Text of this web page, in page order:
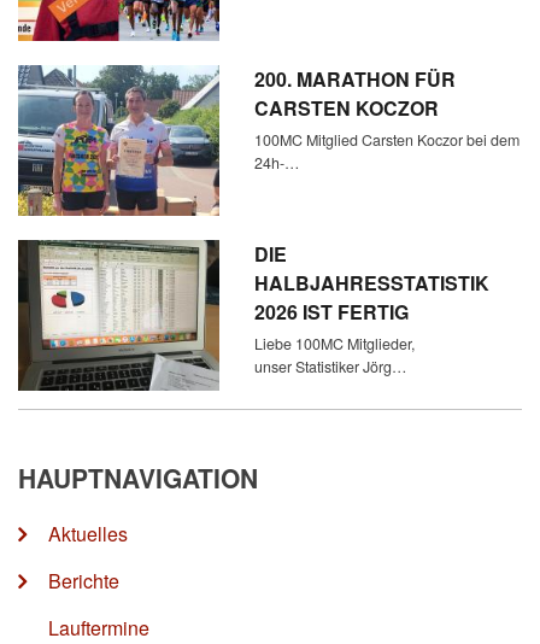
200. MARATHON FÜR
CARSTEN KOCZOR
100MC Mitglied Carsten Koczor bei dem
24h-…
DIE
HALBJAHRESSTATISTIK
2026 IST FERTIG
Liebe 100MC Mitglieder,
unser Statistiker Jörg…
HAUPTNAVIGATION
Aktuelles
Berichte
Lauftermine